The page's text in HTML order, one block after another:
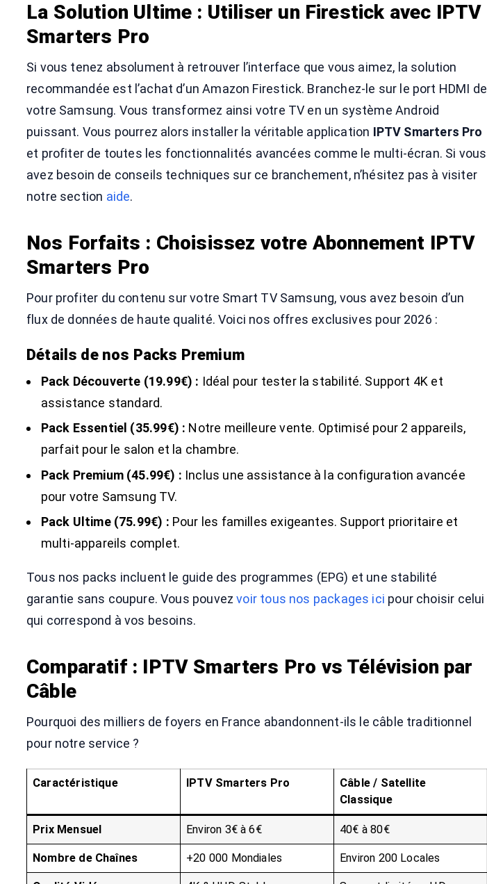
La Solution Ultime : Utiliser un Firestick avec IPTV
Smarters Pro
Si vous tenez absolument à retrouver l’interface que vous aimez, la solution
recommandée est l’achat d’un Amazon Firestick. Branchez-le sur le port HDMI de
votre Samsung. Vous transformez ainsi votre TV en un système Android
puissant. Vous pourrez alors installer la véritable application IPTV Smarters Pro
et profiter de toutes les fonctionnalités avancées comme le multi-écran. Si vous
avez besoin de conseils techniques sur ce branchement, n’hésitez pas à visiter
notre section aide.
Nos Forfaits : Choisissez votre Abonnement IPTV
Smarters Pro
Pour profiter du contenu sur votre Smart TV Samsung, vous avez besoin d’un
flux de données de haute qualité. Voici nos offres exclusives pour 2026 :
Détails de nos Packs Premium
Pack Découverte (19.99€) : Idéal pour tester la stabilité. Support 4K et
assistance standard.
Pack Essentiel (35.99€) : Notre meilleure vente. Optimisé pour 2 appareils,
parfait pour le salon et la chambre.
Pack Premium (45.99€) : Inclus une assistance à la configuration avancée
pour votre Samsung TV.
Pack Ultime (75.99€) : Pour les familles exigeantes. Support prioritaire et
multi-appareils complet.
Tous nos packs incluent le guide des programmes (EPG) et une stabilité
garantie sans coupure. Vous pouvezvoir tous nos packages ici pour choisir celui
qui correspond à vos besoins.
Comparatif : IPTV Smarters Pro vs Télévision par
Câble
Pourquoi des milliers de foyers en France abandonnent-ils le câble traditionnel
pour notre service ?
Caractéristique IPTV Smarters Pro
Câble / Satellite
Classique
Prix Mensuel Environ 3€ à 6€ 40€ à 80€
Nombre de Chaînes +20 000 Mondiales Environ 200 Locales